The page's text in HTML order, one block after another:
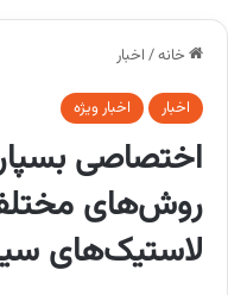
خانه/ اخبار
اخبار اخبار ویژه
اختصاصی
روش‌های
لاستیک‌های